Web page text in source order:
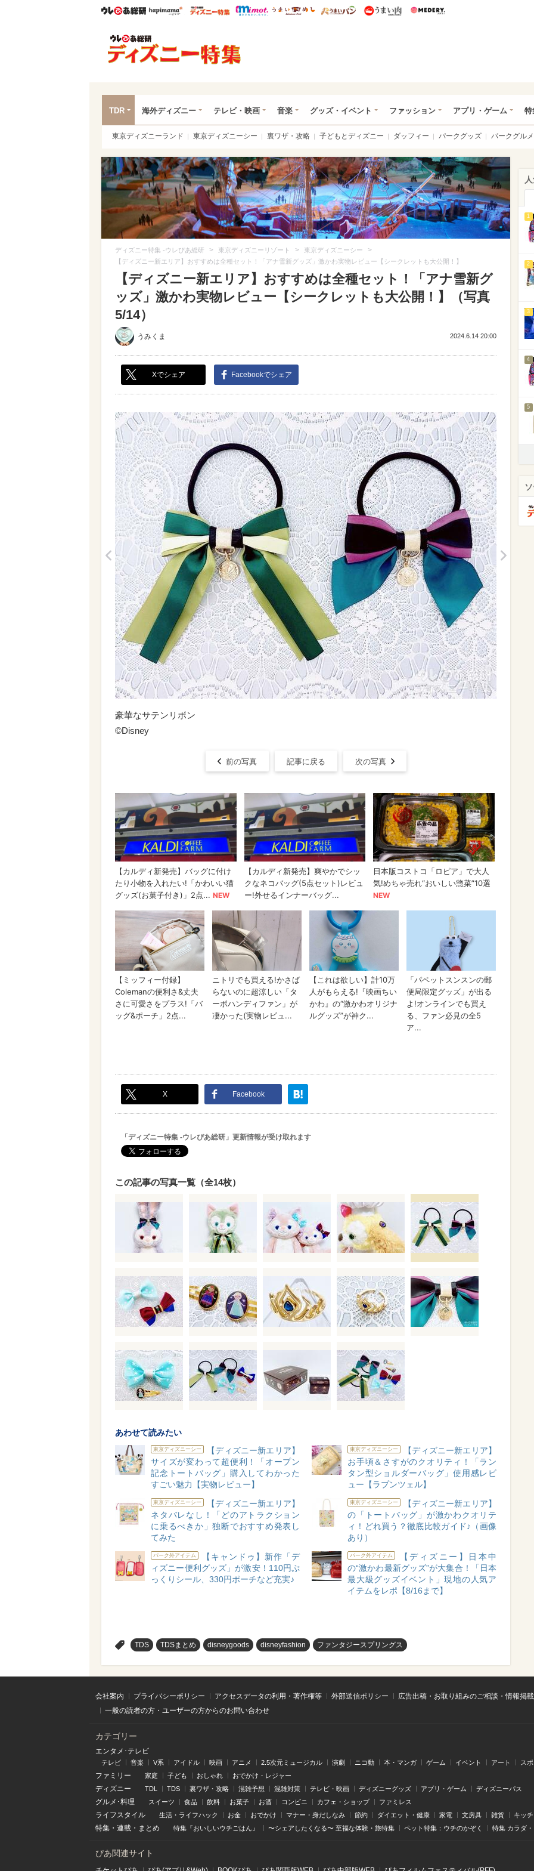
ウレぴあ総研ハピママ* ウレぴあ総研 ディズニー特集
mimot. うまいめし うまいパン うまい肉
TDR 海外ディズニー テレビ・映画 音楽 グッズ・イベント ファッション アプリ・ゲーム 特
東京ディズニーランド 東京ディズニーシー 裏ワザ・攻略 子どもとディズニー ダッフィー パークグッズ パークグルメ
ディズニー特集 -ウレぴあ総研 > 東京ディズニーリゾート > 東京ディズニーシー >
【ディズニー新エリア】おすすめは全種セット！「アナ雪新グッズ」激かわ実物レビュー【シークレットも大公開！】
【ディズニー新エリア】おすすめは全種セット！「アナ雪新グ
ッズ」激かわ実物レビュー【シークレットも大公開！】（写真
5/14）
うみくま 2024.6.14 20:00
Xでシェア Facebookでシェア
豪華なサテンリボン
©Disney
前の写真 記事に戻る 次の写真
X Facebook
「ディズニー特集 -ウレぴあ総研」更新情報が受け取れます
この記事の写真一覧（全14枚）
あわせて読みたい
東京ディズニーシー
【ディズニー新エリア】
サイズが変わって超便利！「オープン
記念トートバッグ」購入してわかった
すごい魅力【実物レビュー】
東京ディズニーシー
【ディズニー新エリア】
お手頃＆さすがのクオリティ！「ラン
タン型ショルダーバッグ」使用感レビ
ュー【ラプンツェル】
東京ディズニーシー
【ディズニー新エリア】
ネタバレなし！「どのアトラクション
に乗るべきか」独断でおすすめ発表し
てみた
東京ディズニーシー
【ディズニー新エリア】
の「トートバッグ」が激かわクオリテ
ィ！どれ買う？徹底比較ガイド♪（画像
あり）
パーク外アイテム
【キャンドゥ】新作「デ
ィズニー便利グッズ」が激安！110円ぷ
っくりシール、330円ポーチなど充実♪
パーク外アイテム
【ディズニー】日本中
の“激かわ最新グッズ”が大集合！「日本
最大級グッズイベント」現地の人気ア
イテムをレポ【8/16まで】
TDS TDSまとめ disneygoods disneyfashion ファンタジースプリングス
1
2
3
4
5
会社案内 プライバシーポリシー アクセスデータの利用・著作権等 外部送信ポリシー
広告出稿・お取り組みのご相談・情報掲
一般の読者の方・ユーザーの方からのお問い合わせ
カテゴリー
エンタメ･テレビ
テレビ 音楽 V系 アイドル 映画 アニメ 2.5次元ミュージカル 演劇 ニコ動 本・マンガ ゲーム イベント アート ス
ファミリー 家庭 子ども おしゃれ おでかけ・レジャー
ディズニー TDL TDS 裏ワザ・攻略 混雑予想 混雑対策 テレビ・映画 ディズニーグッズ アプリ・ゲーム ディズニーパス
グルメ･料理 スイーツ 食品 飲料 お菓子 お酒 コンビニ カフェ・ショップ ファミレス
ライフスタイル 生活・ライフハック お金 おでかけ マナー・身だしなみ 節約 ダイエット・健康 家電 文房具 雑貨 キッ
特集 ・ 連載 ・ まとめ 特集『おいしいウチごはん』 〜シェアしたくなる〜 至福な体験・旅特集 ペット特集：ウチのかぞく 特集 カラダ
ぴあ関連サイト